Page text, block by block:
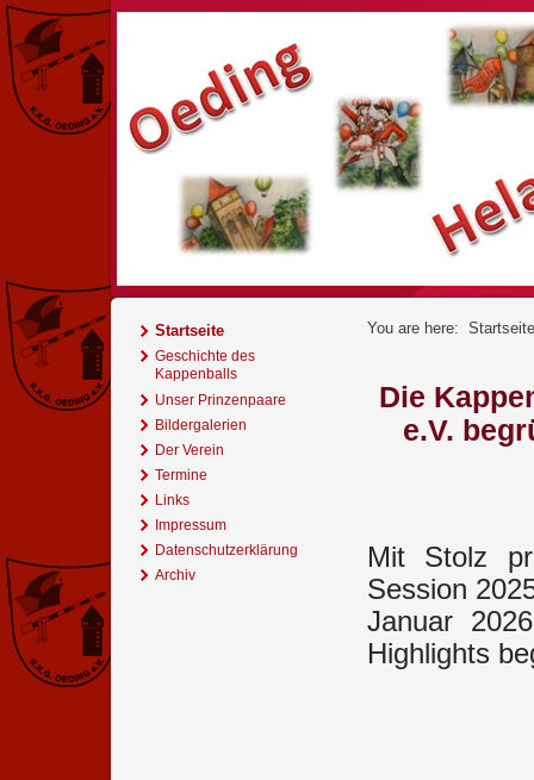
Startseite
Geschichte des
Kappenballs
Unser Prinzenpaare
Bildergalerien
Der Verein
Termine
Links
Impressum
Datenschutzerklärung
Archiv
You are here: Startseite
Die
e.V.
Mit Stolz
Session
Januar
Highlights